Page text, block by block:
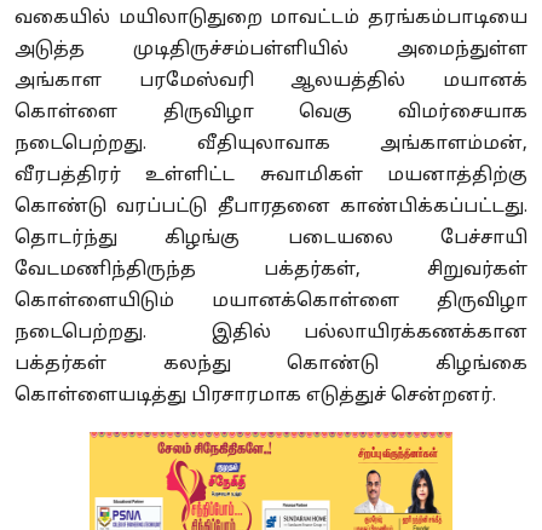
வகையில் மயிலாடுதுறை மாவட்டம் தரங்கம்பாடியை
அடுத்த முடிதிருச்சம்பள்ளியில் அமைந்துள்ள
அங்காள பரமேஸ்வரி ஆலயத்தில் மயானக்
கொள்ளை திருவிழா வெகு விமர்சையாக
நடைபெற்றது. வீதியுலாவாக அங்காளம்மன்,
வீரபத்திரர் உள்ளிட்ட சுவாமிகள் மயனாத்திற்கு
கொண்டு வரப்பட்டு தீபாரதனை காண்பிக்கப்பட்டது.
தொடர்ந்து கிழங்கு படையலை பேச்சாயி
வேடமணிந்திருந்த பக்தர்கள், சிறுவர்கள்
கொள்ளையிடும் மயானக்கொள்ளை திருவிழா
நடைபெற்றது. இதில் பல்லாயிரக்கணக்கான
பக்தர்கள் கலந்து கொண்டு கிழங்கை
கொள்ளையடித்து பிரசாரமாக எடுத்துச் சென்றனர்.